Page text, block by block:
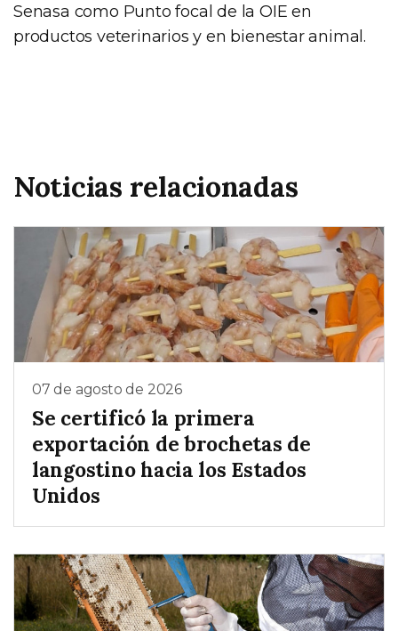
Senasa como Punto focal de la OIE en
productos veterinarios y en bienestar animal.
Noticias relacionadas
07 de agosto de 2026
Se certificó la primera
exportación de brochetas de
langostino hacia los Estados
Unidos